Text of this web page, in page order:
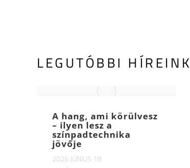
LEGUTÓBBI HÍREINK
A hang, ami körülvesz
– ilyen lesz a
színpadtechnika
jövője
2026 JÚNIUS 18